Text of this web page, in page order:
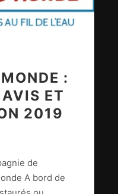
:
ET
2019
de
A bord de